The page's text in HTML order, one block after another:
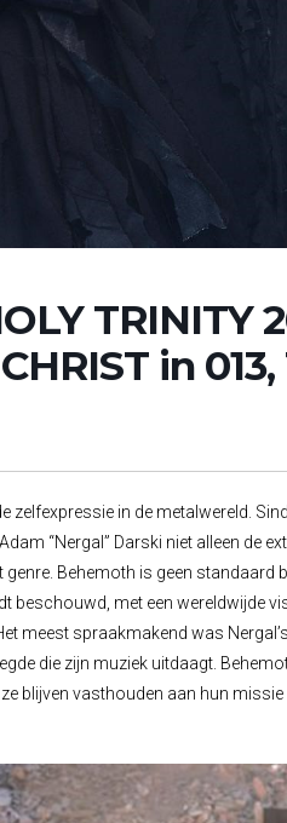
TRINITY
in
zelfexpressie in de metalwereld.
“Nergal” Darski niet alleen de
Behemoth is geen standaard
beschouwd, met een wereldwijde
meest spraakmakend was
die zijn muziek uitdaagt.
blijven vasthouden aan hun